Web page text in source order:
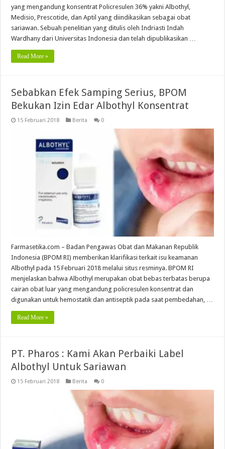
yang mengandung konsentrat Policresulen 36% yakni Albothyl,
Medisio, Prescotide, dan Aptil yang diindikasikan sebagai obat
sariawan. Sebuah penelitian yang ditulis oleh Indriasti Indah
Wardhany dari Universitas Indonesia dan telah dipublikasikan …
Read More »
Sebabkan Efek Samping Serius, BPOM
Bekukan Izin Edar Albothyl Konsentrat
15 Februari 2018 Berita 0
Farmasetika.com – Badan Pengawas Obat dan Makanan Republik
Indonesia (BPOM RI) memberikan klarifikasi terkait isu keamanan
Albothyl pada 15 Februari 2018 melalui situs resminya. BPOM RI
menjelaskan bahwa Albothyl merupakan obat bebas terbatas berupa
cairan obat luar yang mengandung policresulen konsentrat dan
digunakan untuk hemostatik dan antiseptik pada saat pembedahan, …
Read More »
PT. Pharos : Kami Akan Perbaiki Label
Albothyl Untuk Sariawan
15 Februari 2018 Berita 0